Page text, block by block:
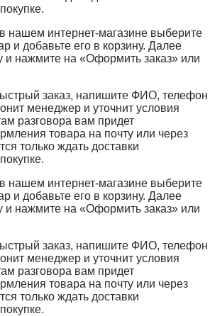
нашем интернет-магазине выберите
и добавьте его в корзину. Далее
и нажмите на «Оформить заказ» или
заказ, напишите ФИО, телефон
менеджер и уточнит условия
разговора вам придет
товара на почту или через
только ждать доставки
нашем интернет-магазине выберите
и добавьте его в корзину. Далее
и нажмите на «Оформить заказ» или
заказ, напишите ФИО, телефон
менеджер и уточнит условия
разговора вам придет
товара на почту или через
только ждать доставки